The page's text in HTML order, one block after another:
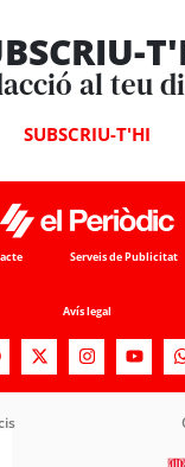
al teu
SUBSCRIU-T'HI
Serveis de Publicitat
Avís legal